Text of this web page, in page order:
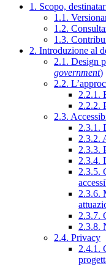
1. Scopo,
1.1.
1.2.
1.3.
2. Introduzione al
2.1. Design
government)
2.2.
2.2.1.
2.2.2.
2.3.
2.3.1.
2.3.2.
2.3.3.
2.3.4.
2.3.5.
2.3.6.
2.3.7.
2.3.8.
2.4. Privacy
2.4.1.